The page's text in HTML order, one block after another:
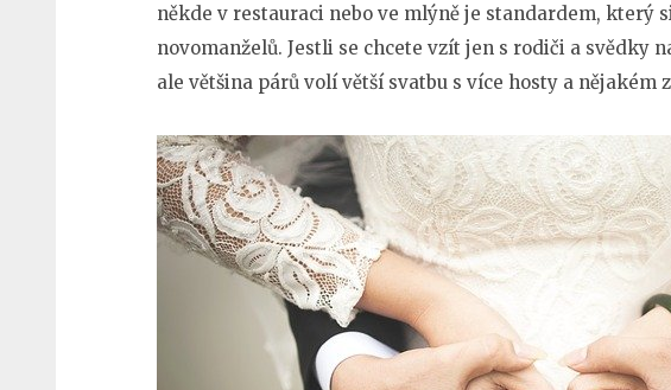
někde v restauraci nebo ve mlýně je standardem, který
novomanželů. Jestli se chcete vzít jen s rodiči a svědky
ale většina párů volí větší svatbu s více hosty a nějakém